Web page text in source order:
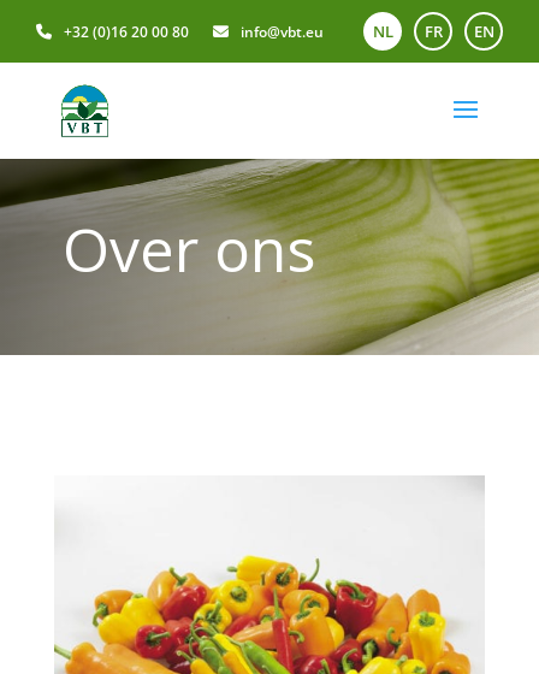
+32 (0)16 20 00 80 info@vbt.eu NL FR EN
Over ons